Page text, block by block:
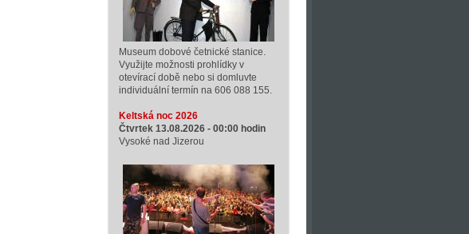
Museum dobové četnické stanice.
Využijte možnosti prohlídky v
otevírací době nebo si domluvte
individuální termín na 606 088 155.
Keltská noc 2026
Čtvrtek 13.08.2026 - 00:00 hodin
Vysoké nad Jizerou